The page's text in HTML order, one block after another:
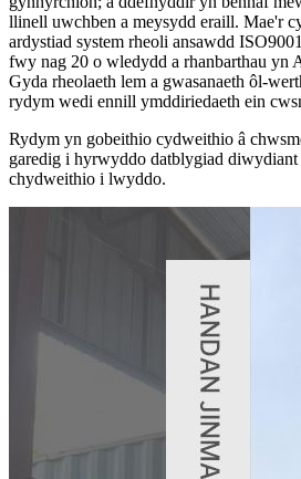
llinell uwchben a meysydd eraill. Mae'r
ardystiad system rheoli ansawdd
fwy nag 20 o wledydd a rhanbarthau yn
Gyda rheolaeth lem a gwasanaeth ôl-
rydym wedi ennill ymddiriedaeth ein
Rydym yn gobeithio cydweithio â
garedig i hyrwyddo datblygiad
chydweithio i lwyddo.